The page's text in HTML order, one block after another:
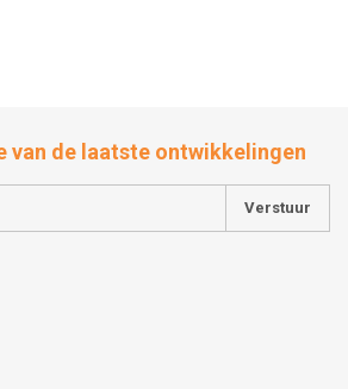
van de laatste ontwikkelingen
Verstuur